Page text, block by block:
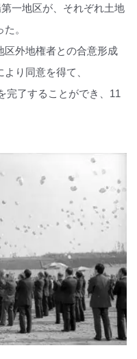
一地区が、それぞれ土地
。
区外地権者との合意形成
り同意を得て、
完了することができ、11